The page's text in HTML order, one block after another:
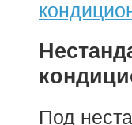
Под